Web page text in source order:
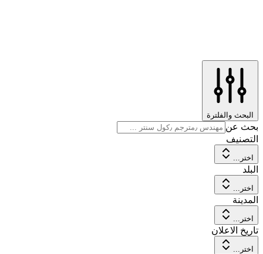
البحث والفلترة
بحث عن
التصنيف
اختر...
البلد
اختر...
المدينة
اختر...
تاريخ الاعلان
اختر...